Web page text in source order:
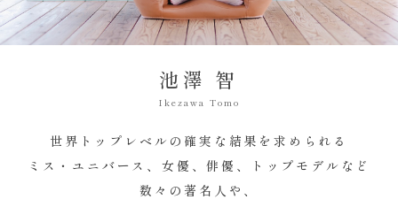
池澤 智
Ikezawa Tomo
世界トップレベルの確実な結果を求められる
ミス・ユニバース、女優、俳優、トップモデルなど
数々の著名人や、